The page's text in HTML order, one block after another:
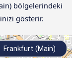
bölgelerindeki
gösterir.
Frankfurt (Main)